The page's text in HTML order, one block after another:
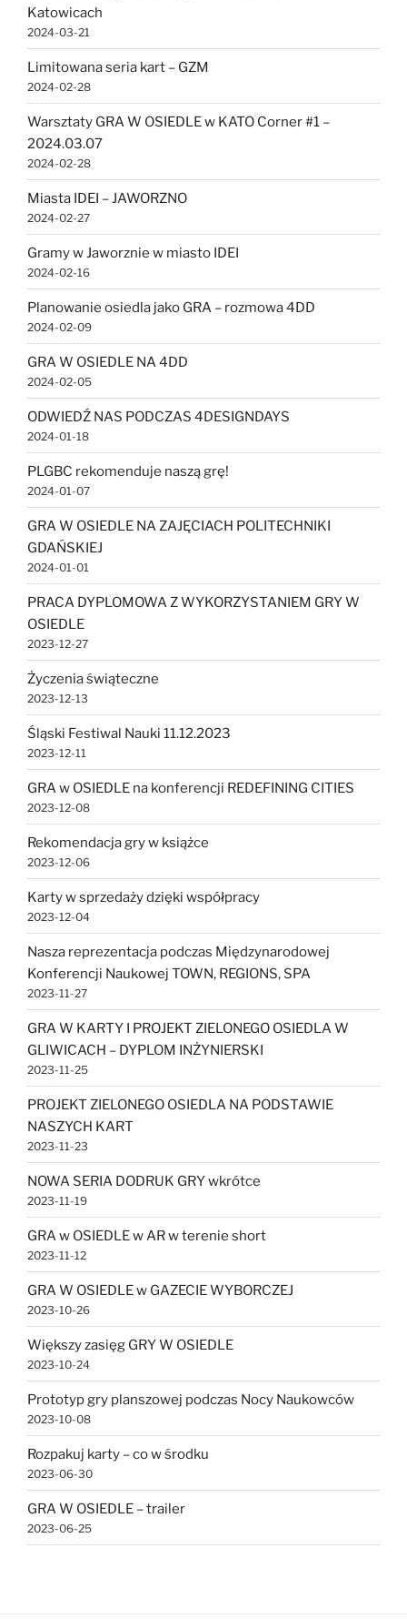
Katowicach
2024-03-21
Limitowana seria kart – GZM
2024-02-28
Warsztaty GRA W OSIEDLE w KATO Corner #1 –
2024.03.07
2024-02-28
Miasta IDEI – JAWORZNO
2024-02-27
Gramy w Jaworznie w miasto IDEI
2024-02-16
Planowanie osiedla jako GRA – rozmowa 4DD
2024-02-09
GRA W OSIEDLE NA 4DD
2024-02-05
ODWIEDŹ NAS PODCZAS 4DESIGNDAYS
2024-01-18
PLGBC rekomenduje naszą grę!
2024-01-07
GRA W OSIEDLE NA ZAJĘCIACH POLITECHNIKI
GDAŃSKIEJ
2024-01-01
PRACA DYPLOMOWA Z WYKORZYSTANIEM GRY W
OSIEDLE
2023-12-27
Życzenia świąteczne
2023-12-13
Śląski Festiwal Nauki 11.12.2023
2023-12-11
GRA w OSIEDLE na konferencji REDEFINING CITIES
2023-12-08
Rekomendacja gry w książce
2023-12-06
Karty w sprzedaży dzięki współpracy
2023-12-04
Nasza reprezentacja podczas Międzynarodowej
Konferencji Naukowej TOWN, REGIONS, SPA
2023-11-27
GRA W KARTY I PROJEKT ZIELONEGO OSIEDLA W
GLIWICACH – DYPLOM INŻYNIERSKI
2023-11-25
PROJEKT ZIELONEGO OSIEDLA NA PODSTAWIE
NASZYCH KART
2023-11-23
NOWA SERIA DODRUK GRY wkrótce
2023-11-19
GRA w OSIEDLE w AR w terenie short
2023-11-12
GRA W OSIEDLE w GAZECIE WYBORCZEJ
2023-10-26
Większy zasięg GRY W OSIEDLE
2023-10-24
Prototyp gry planszowej podczas Nocy Naukowców
2023-10-08
Rozpakuj karty – co w środku
2023-06-30
GRA W OSIEDLE – trailer
2023-06-25